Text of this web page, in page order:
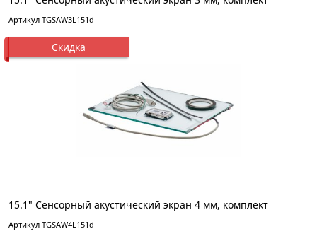
Артикул TGSAW3L151d
Скидка
15.1" Сенсорный акустический экран 4 мм, комплект
Артикул TGSAW4L151d